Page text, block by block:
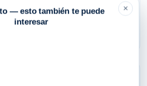
$175.00
×
— esto también te puede
interesar